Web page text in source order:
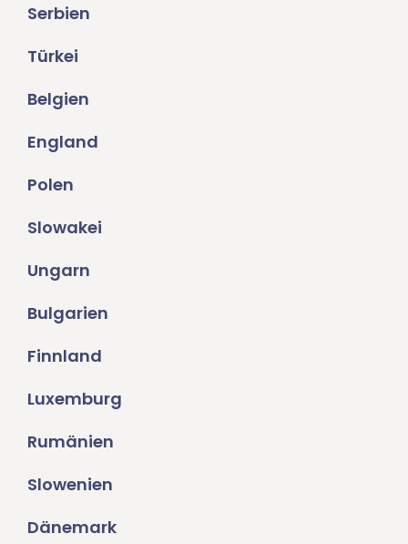
Serbien
Türkei
Belgien
England
Polen
Slowakei
Ungarn
Bulgarien
Finnland
Luxemburg
Rumänien
Slowenien
Dänemark